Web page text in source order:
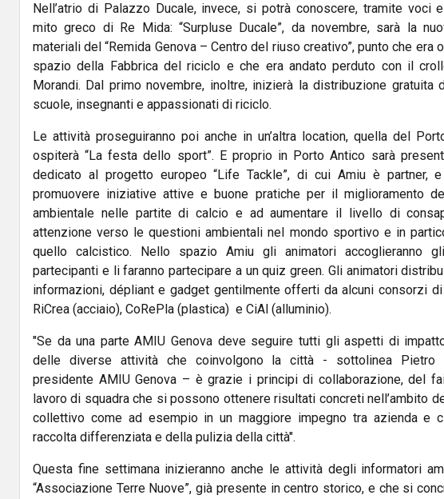
Nell’atrio di Palazzo Ducale, invece, si potrà conoscere, tramite voci
mito greco di Re Mida: “Surpluse Ducale”, da novembre, sarà la
materiali del “Remida Genova – Centro del riuso creativo”, punto che era
spazio della Fabbrica del riciclo e che era andato perduto con il
Morandi. Dal primo novembre, inoltre, inizierà la distribuzione gratuita
scuole, insegnanti e appassionati di riciclo.
Le attività proseguiranno poi anche in un’altra location, quella del
ospiterà “La festa dello sport”. E proprio in Porto Antico sarà
dedicato al progetto europeo “Life Tackle”, di cui Amiu è partner,
promuovere iniziative attive e buone pratiche per il miglioramento
ambientale nelle partite di calcio e ad aumentare il livello di
attenzione verso le questioni ambientali nel mondo sportivo e in
quello calcistico. Nello spazio Amiu gli animatori accoglieranno
partecipanti e li faranno partecipare a un quiz green. Gli animatori
informazioni, dépliant e gadget gentilmente offerti da alcuni consorzi
RiCrea (acciaio), CoRePla (plastica) e CiAl (alluminio).
"Se da una parte AMIU Genova deve seguire tutti gli aspetti di
delle diverse attività che coinvolgono la città - sottolinea Pietro
presidente AMIU Genova – è grazie i principi di collaborazione, del
lavoro di squadra che si possono ottenere risultati concreti nell’ambito
collettivo come ad esempio in un maggiore impegno tra azienda e
raccolta differenziata e della pulizia della città".
Questa fine settimana inizieranno anche le attività degli informatori
“Associazione Terre Nuove”, già presente in centro storico, e che si